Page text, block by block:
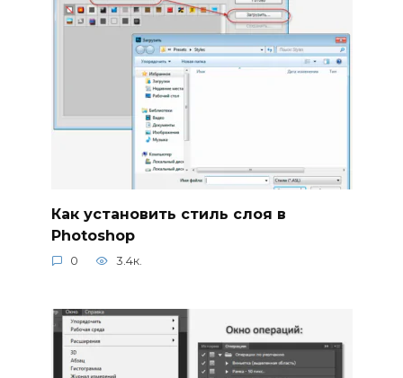
Как установить стиль слоя в
Photoshop
0 3.4к.